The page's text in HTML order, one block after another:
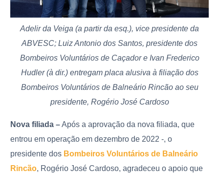
Adelir da Veiga (a partir da esq.), vice presidente da
ABVESC; Luiz Antonio dos Santos, presidente dos
Bombeiros Voluntários de Caçador e Ivan Frederico
Hudler (à dir.) entregam placa alusiva à filiação dos
Bombeiros Voluntários de Balneário Rincão ao seu
presidente, Rogério José Cardoso
Nova filiada –Após a aprovação da nova filiada, que
entrou em operação em dezembro de 2022 -, o
presidente dos Bombeiros Voluntários de Balneário
Rincão, Rogério José Cardoso, agradeceu o apoio que